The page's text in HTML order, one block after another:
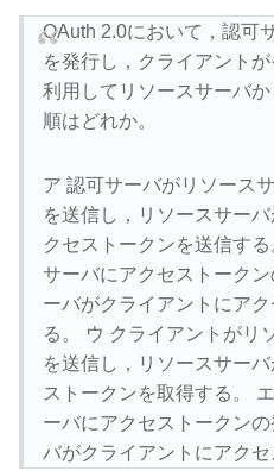
OAuth 2.0において，認可
を発行し，クライアント
利用してリソースサーバ
順はどれか。
ア 認可サーバがリソース
を送信し，リソースサー
クセストークンを送信す
サーバにアクセストーク
ーバがクライアントにア
る。 ウ クライアントがリ
を送信し，リソースサー
ストークンを取得する。
ーバにアクセストークン
バがクライアントにアク